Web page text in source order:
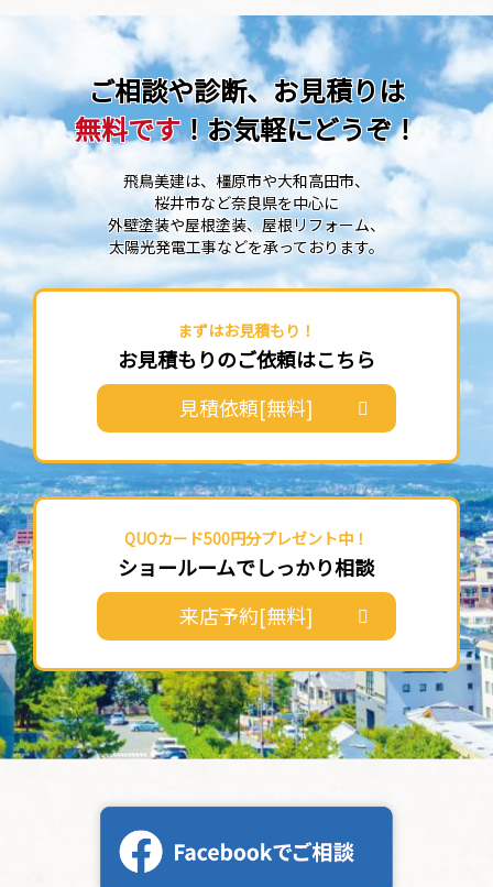
ご相談や診断、お見積りは
無料です！お気軽にどうぞ！
飛鳥美建は、橿原市や大和高田市、
桜井市など奈良県を中心に
外壁塗装や屋根塗装、屋根リフォーム、
太陽光発電工事などを承っております。
まずはお見積もり！
お見積もりのご依頼はこちら
見積依頼[無料]
QUOカード500円分プレゼント中！
ショールームでしっかり相談
来店予約[無料]